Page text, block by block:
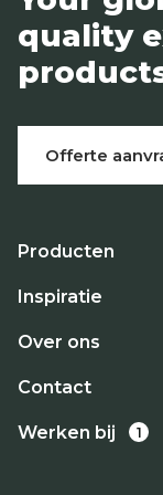
quality
Offerte
Producten
Inspiratie
Over ons
Contact
Werken bij 1